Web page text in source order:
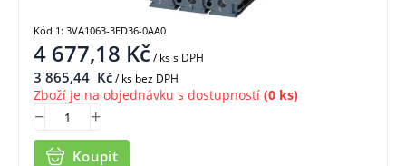
4 677,18 Kč/ kss DPH
3 865,44 Kč/ ks bez DPH
Zboží je na objednávku s dostupností (0 ks)
Koupit
Kód 1: 3VA1063-3ED36-0AA0